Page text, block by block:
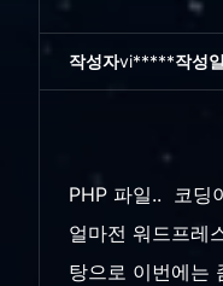
작성자vi*****작성일
PHP 파일.. 코딩
얼마전 워드프레
탕으로 이번에는